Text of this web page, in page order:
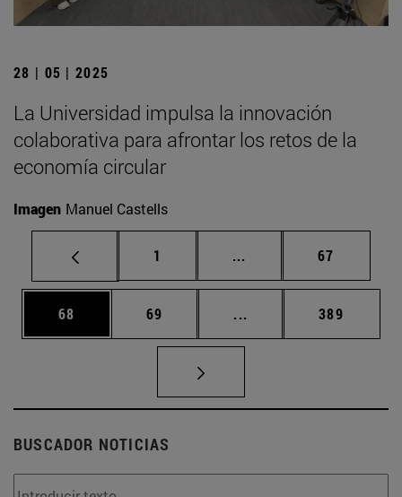
28 | 05 | 2025
La Universidad impulsa la innovación
colaborativa para afrontar los retos de la
economía circular
Imagen Manuel Castells
Página
1 ... Páginas intermedias
Página
67
Página
68 Página
69 ... Páginas intermedias
Página
389
BUSCADOR NOTICIAS